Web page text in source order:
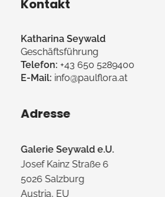
Kontakt
Katharina Seywald
Geschäftsführung
Telefon: +43 650 5289400
E-Mail: info@paulflora.at
Adresse
Galerie Seywald e.U.
Josef Kainz Straße 6
5026 Salzburg
Austria, EU